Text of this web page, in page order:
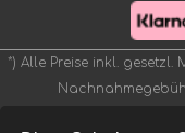
*) Alle Preise inkl. gesetzl.